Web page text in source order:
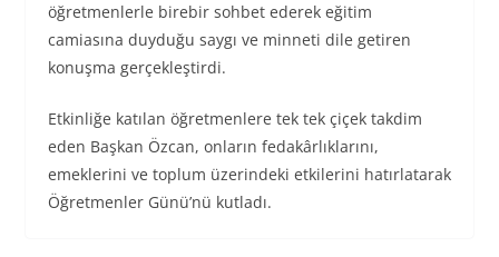
öğretmenlerle birebir sohbet ederek eğitim
camiasına duyduğu saygı ve minneti dile getiren
konuşma gerçekleştirdi.
Etkinliğe katılan öğretmenlere tek tek çiçek takdim
eden Başkan Özcan, onların fedakârlıklarını,
emeklerini ve toplum üzerindeki etkilerini hatırlatarak
Öğretmenler Günü’nü kutladı.